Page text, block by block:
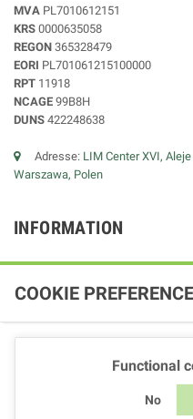
MVA PL7010612151
KRS 0000635058
REGON 365328479
EORI PL701061215100000
RPT 11918
NCAGE 99B8H
DUNS 422248638
Adresse: LIM Center XVI,
Warszawa, Polen
INFORMATION
COOKIE
Functional
No